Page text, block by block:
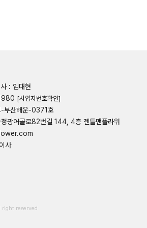
: 임대현
[사업자번호확인]
부산해운-0371호
광어골로82번길 144, 4층 젠틀맨플라워
사
reserved